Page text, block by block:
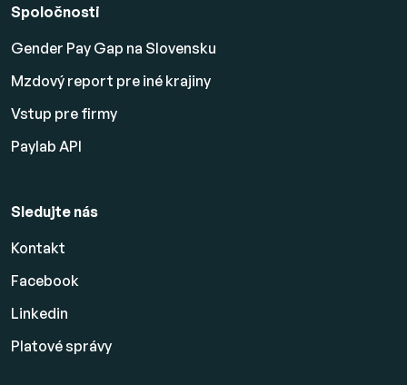
Spoločnosti
Gender Pay Gap na Slovensku
Mzdový report pre iné krajiny
Vstup pre firmy
Paylab API
Sledujte nás
Kontakt
Facebook
Linkedin
Platovésprávy